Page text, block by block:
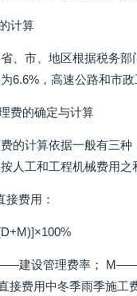
计算
、市、地区根据税务
6.6%，高速公路和市政
费的确定与计算
的计算依据一般有三
人工和工程机械费用
接费用：
建设管理费率； M——
接费用中冬季雨季施工